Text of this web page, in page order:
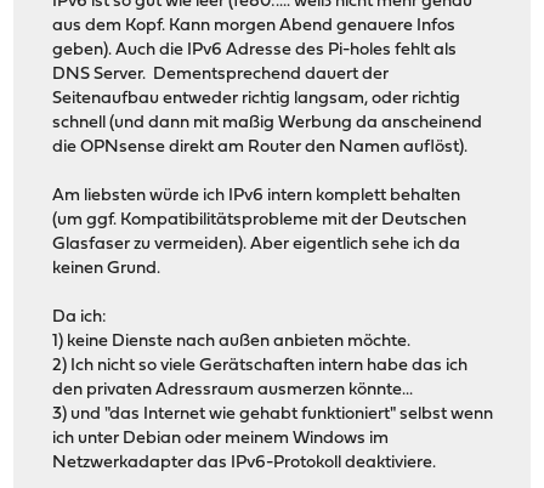
aus dem Kopf. Kann morgen Abend genauere Infos
geben). Auch die IPv6 Adresse des Pi-holes fehlt als
DNS Server. Dementsprechend dauert der
Seitenaufbau entweder richtig langsam, oder richtig
schnell (und dann mit maßig Werbung da anscheinend
die OPNsense direkt am Router den Namen auflöst).
Am liebsten würde ich IPv6 intern komplett behalten
(um ggf. Kompatibilitätsprobleme mit der Deutschen
Glasfaser zu vermeiden). Aber eigentlich sehe ich da
keinen Grund.
Da ich:
1) keine Dienste nach außen anbieten möchte.
2) Ich nicht so viele Gerätschaften intern habe das ich
den privaten Adressraum ausmerzen könnte...
3) und "das Internet wie gehabt funktioniert" selbst wenn
ich unter Debian oder meinem Windows im
Netzwerkadapter das IPv6-Protokoll deaktiviere.